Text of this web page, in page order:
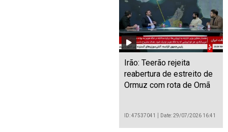
Irão: Teerão rejeita
reabertura de estreito de
Ormuz com rota de Omã
ID: 47537041 Date: 29/07/2026 16:41